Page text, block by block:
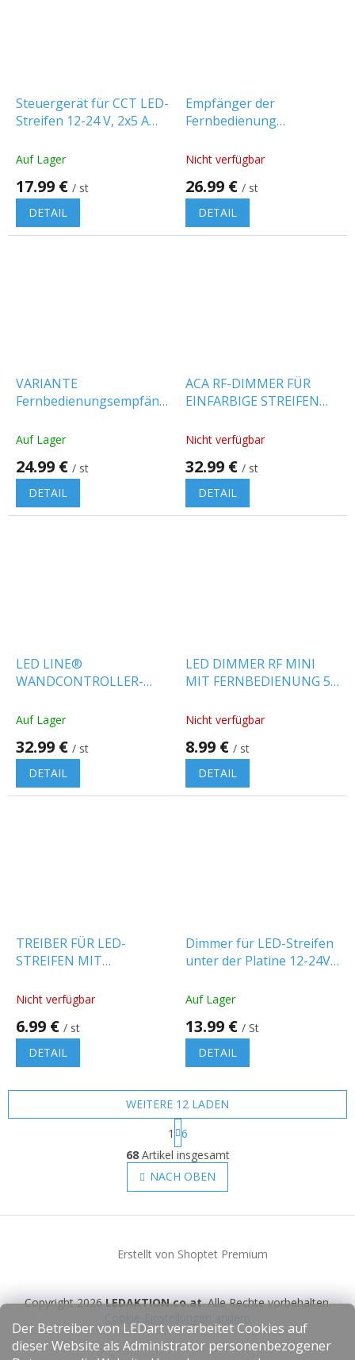
Der Betreiber von LEDart verarbeitet Cookies auf
dieser Website als Administrator personenbezogener
Steuergerät für CCT LED-
Streifen 12-24 V, 2x5 A
Auf Lager
17.99 € / st
DETAIL
Empfänger der
Fernbedienung
Streifen 12/24 V, 15 A
[471291]
Nicht verfügbar
26.99 € / st
DETAIL
VARIANTE
Fernbedienungsempfänger
(ohne Fernbedienung)
Auf Lager
24.99 € / st
DETAIL
ACA RF-DIMMER FÜR
EINFARBIGE STREIFEN
600W/24V, IP20 [SZ100-
Nicht verfügbar
32.99 € / st
DETAIL
LED LINE®
WANDCONTROLLER-
STREIFEN [201200]
Auf Lager
32.99 € / st
DETAIL
LED DIMMER RF MINI
MIT FERNBEDIENUNG 5-
Nicht verfügbar
8.99 € / st
DETAIL
TREIBER FÜR LED-
STREIFEN MIT
EFFEKT
Nicht verfügbar
6.99 € / st
DETAIL
Dimmer für LED-Streifen
unter der Platine 12-24V,
Auf Lager
13.99 € / St
DETAIL
S
t
e
u
l
e
t
e
WEITERE 12 LADEN
P
a
g
i
n
i
r
n
g
1
6
68Artikel insgesamt
NACH OBEN
F
i
Erstellt von Shoptet Premium
Copyright 2026LEDAKTION.co.at. Alle Rechte vorbehalten.